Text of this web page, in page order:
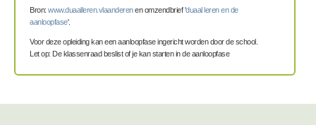
Bron: www.duaalleren.vlaanderenen omzendbrief 'duaal leren en de
aanloopfase'.
Voor deze opleiding kan een aanloopfase ingericht worden door de school.
Let op: De klassenraad beslist of je kan starten in de aanloopfase